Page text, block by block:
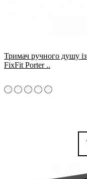
Тримач ручного душу
FixFit Porter ..